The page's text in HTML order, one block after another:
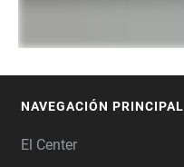
NAVEGACIÓN PRINCIPAL
El Center